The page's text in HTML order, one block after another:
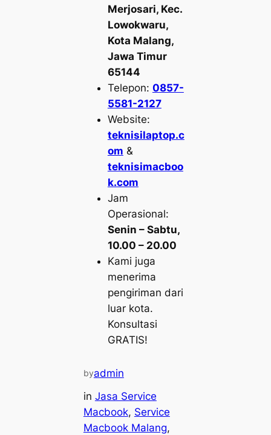
Merjosari, Kec.
Lowokwaru,
Kota Malang,
Jawa Timur
65144
Telepon: 0857-
5581-2127
Website:
teknisilaptop.c
om &
teknisimacboo
k.com
Jam
Operasional:
Senin – Sabtu,
10.00 – 20.00
Kami juga
menerima
pengiriman dari
luar kota.
Konsultasi
GRATIS!
byadmin
in Jasa Service
Macbook, Service
Macbook Malang